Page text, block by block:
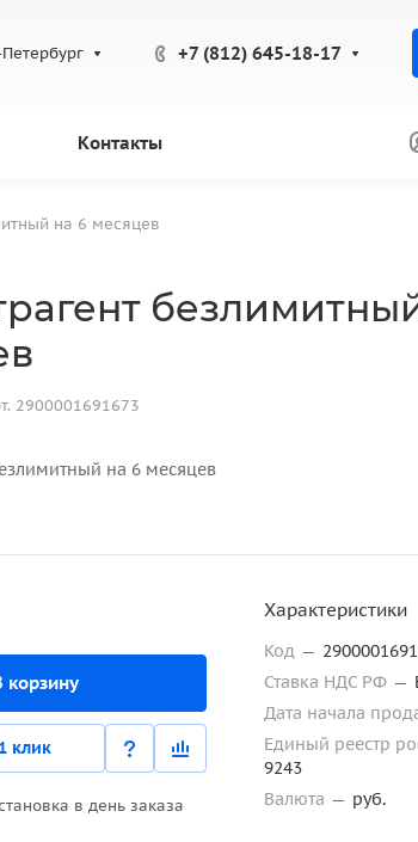
+7 (812) 645-18-17
Контакты
на 6 месяцев
2900001691673
на 6 месяцев
корзину
клик
в день заказа
Характеристики
Код —
Ставка НДС РФ —
Дата начала
Единый реестр
9243
Валюта — руб.